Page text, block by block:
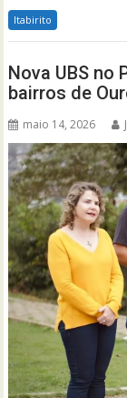
Itabirito
Nova UBS no
bairros de
maio 14, 2026